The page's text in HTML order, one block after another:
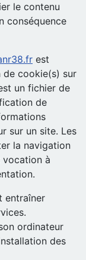
le contenu
conséquence
est
de cookie(s) sur
un fichier de
de
sur un site. Les
la navigation
vocation à
entraîner
ordinateur
des